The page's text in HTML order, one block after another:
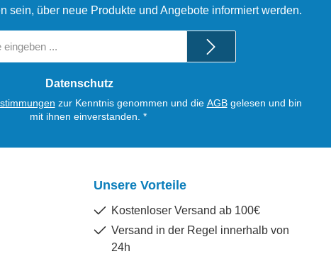
sein, über neue Produkte und Angebote informiert werden.
Datenschutz
zur Kenntnis genommen und die AGBgelesen und bin
mit ihnen einverstanden. *
Unsere Vorteile
Kostenloser Versand ab 100€
Versand in der Regel innerhalb von
24h